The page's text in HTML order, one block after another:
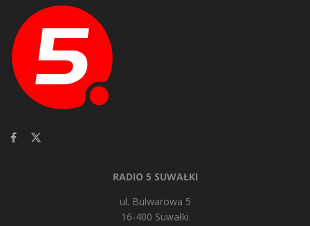
RADIO 5 SUWAŁKI
ul. Bulwarowa 5
16-400 Suwałki